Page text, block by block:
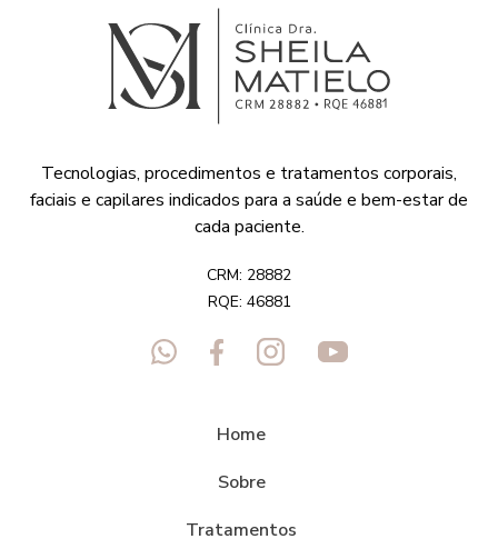
Tecnologias, procedimentos e tratamentos corporais,
faciais e capilares indicados para a saúde e bem-estar de
cada paciente.
CRM: 28882
RQE: 46881
Home
Sobre
Tratamentos